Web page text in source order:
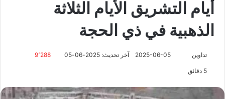
أيام التشريق الأيام الثلاثة
الذهبية في ذي الحجة
تداوين 2025-06-05 آخر تحديث: 2025-06-05 9٬288